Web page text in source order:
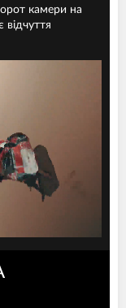
камери на
відчуття